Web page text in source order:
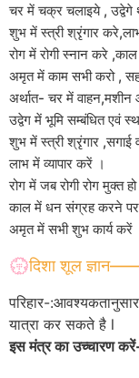
चर में चक्र चलाइये , उद्वेगे
शुभ में स्त्री श्रृंगार
रोग में रोगी स्नान करे
अमृत में काम सभी करो ,
अर्थात- चर में वाहन,मशीन
उद्वेग में भूमि सम्बंधित एवं
शुभ में स्त्री श्रृंगार ,सगाई
लाभ में व्यापार करें ।
रोग में जब रोगी रोग मुक्त
काल में धन संग्रह करने पर
अमृत में सभी शुभ कार्य करें
💮दिशा शूल
परिहार-
यात्रा कर सकते है l
इस मंत्र का उच्चारण